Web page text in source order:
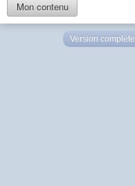
Mon contenu
Version complète